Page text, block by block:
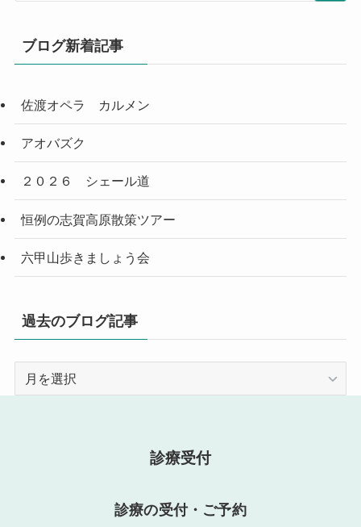
ブログ新着記事
佐渡オペラ カルメン
アオバズク
２０２６ シェール道
恒例の志賀高原散策ツアー
六甲山歩きましょう会
過去のブログ記事
診療受付
診療の受付・ご予約